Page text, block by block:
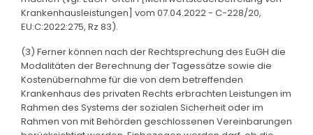
Krankenhausleistungen] vom 07.04.2022 - C-228/20,
EU:C:2022:275, Rz 83).
(3) Ferner können nach der Rechtsprechung des EuGH die
Modalitäten der Berechnung der Tagessätze sowie die
Kostenübernahme für die von dem betreffenden
Krankenhaus des privaten Rechts erbrachten Leistungen im
Rahmen des Systems der sozialen Sicherheit oder im
Rahmen von mit Behörden geschlossenen Vereinbarungen